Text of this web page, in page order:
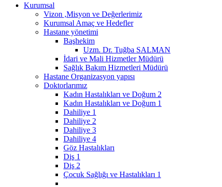
Kurumsal
Vizon ,Misyon ve Değerlerimiz
Kurumsal Amaç ve Hedefler
Hastane yönetimi
Başhekim
Uzm. Dr. Tuğba SALMAN
İdari ve Mali Hizmetler Müdürü
Sağlık Bakım Hizmetleri Müdürü
Hastane Organizasyon yapısı
Doktorlarımız
Kadın Hastalıkları ve Doğum 2
Kadın Hastalıkları ve Doğum 1
Dahiliye 1
Dahiliye 2
Dahiliye 3
Dahiliye 4
Göz Hastalıkları
Diş 1
Diş 2
Çocuk Sağlığı ve Hastalıkları 1